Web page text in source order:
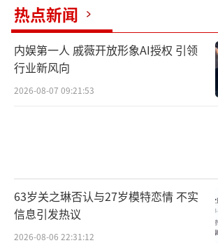
关继威《瞬息全宇宙》
最佳特技群戏
《白莲花度假村》
剧情最佳女演员
热点新闻
内娱第一人 戚薇开放形象AI授权 引领
行业新风向
2026-08-07 09:21:53
63岁关之琳否认与27岁模特恋情 不实
信息引发热议
2026-08-06 22:31:12